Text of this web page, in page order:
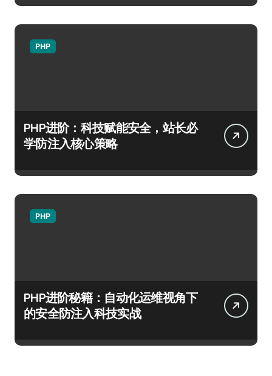
PHP
PHP进阶：科技赋能安全，站长必
学防注入核心策略
PHP
PHP进阶秘籍：自动化运维视角下
的安全防注入科技实战